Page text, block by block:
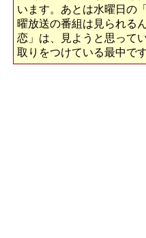
います。あとは水曜日の
曜放送の番組は見られる
恋」は、見ようと思って
取りをつけている最中です